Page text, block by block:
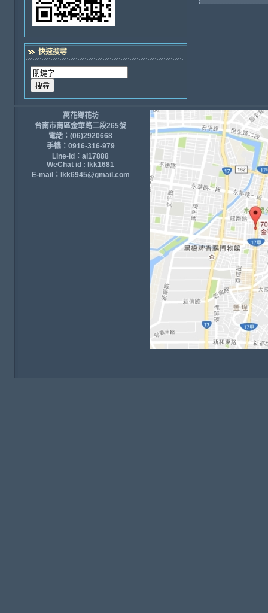
快速搜尋
萬花鄉花坊
台南市南區金華路二段265號
電話：(06)2920668
手機：0916-316-979
Line-id：ai17888
WeChat id : lkk1681
E-mail：lkk6945@gmail.com